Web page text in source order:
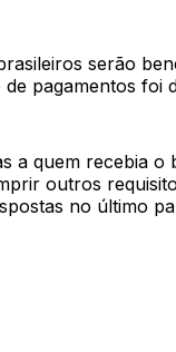
serão
pagamentos
a quem recebia o
outros
no último